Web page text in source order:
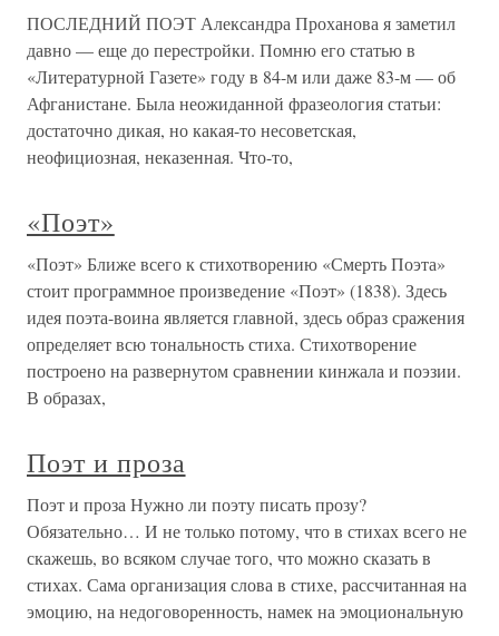
ПОСЛЕДНИЙ ПОЭТ Александра Проханова я заметил
давно — еще до перестройки. Помню его статью в
«Литературной Газете» году в 84-м или даже 83-м — об
Афганистане. Была неожиданной фразеология статьи:
достаточно дикая, но какая-то несоветская,
неофициозная, неказенная. Что-то,
«Поэт»
«Поэт» Ближе всего к стихотворению «Смерть Поэта»
стоит программное произведение «Поэт» (1838). Здесь
идея поэта-воина является главной, здесь образ сражения
определяет всю тональность стиха. Стихотворение
построено на развернутом сравнении кинжала и поэзии.
В образах,
Поэт и проза
Поэт и проза Нужно ли поэту писать прозу?
Обязательно… И не только потому, что в стихах всего не
скажешь, во всяком случае того, что можно сказать в
стихах. Сама организация слова в стихе, рассчитанная на
эмоцию, на недоговоренность, намек на эмоциональную